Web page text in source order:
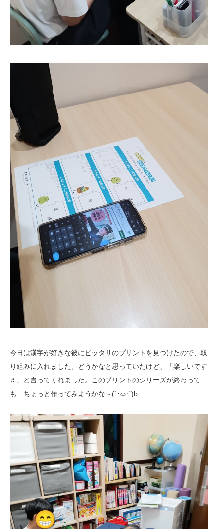
今日は漢字が好きな彼にピッタリのプリントを見つけたので、取
り組みに入れました。どうかなと思っていたけど、「楽しいです
♬」と言ってくれました。このプリントのシリーズが終わって
も、ちょっと作ってみようかな～(`･ω･´)b